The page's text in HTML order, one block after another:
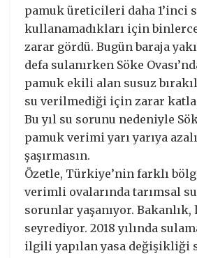
pamuk üreticileri daha 1’inci
kullanamadıkları için
zarar gördü. Bugün baraja
defa sulanırken Söke
pamuk ekili alan susuz
su verilmediği için zarar
Bu yıl su sorunu nedeniyle
pamuk verimi yarı yarıya
şaşırmasın.
Özetle, Türkiye’nin farklı
verimli ovalarında tarımsal
sorunlar yaşanıyor. Bakanlık,
seyrediyor. 2018 yılında
ilgili yapılan yasa değişikliği